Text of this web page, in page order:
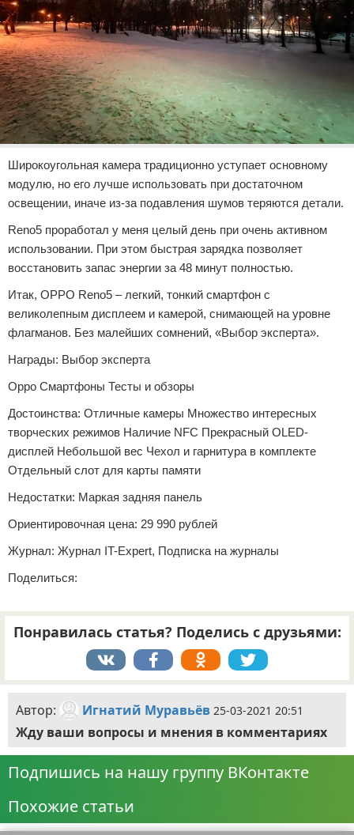
Широкоугольная камера традиционно уступает основному
модулю, но его лучше использовать при достаточном
освещении, иначе из-за подавления шумов теряются детали.
Reno5 проработал у меня целый день при очень активном
использовании. При этом быстрая зарядка позволяет
восстановить запас энергии за 48 минут полностью.
Итак, OPPO Reno5 – легкий, тонкий смартфон с
великолепным дисплеем и камерой, снимающей на уровне
флагманов. Без малейших сомнений, «Выбор эксперта».
Награды: Выбор эксперта
Oppo Смартфоны Тесты и обзоры
Достоинства: Отличные камеры Множество интересных
творческих режимов Наличие NFC Прекрасный OLED-
дисплей Небольшой вес Чехол и гарнитура в комплекте
Отдельный слот для карты памяти
Недостатки: Маркая задняя панель
Ориентировочная цена: 29 990 рублей
Журнал: Журнал IT-Expert, Подписка на журналы
Поделиться:
Понравилась статья? Поделись с друзьями:
Автор: Игнатий Муравьёв 25-03-2021 20:51
Жду ваши вопросы и мнения в комментариях
Подпишись на нашу группу ВКонтакте
Похожие статьи